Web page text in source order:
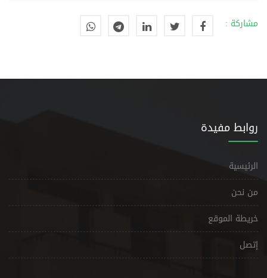
مشاركة :
روابط مفيدة
الرئيسية
من نحن
خريطة الموقع
إتصل